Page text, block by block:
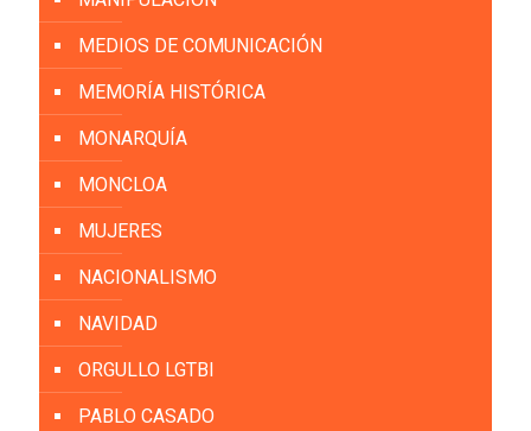
MEDIOS DE COMUNICACIÓN
MEMORÍA HISTÓRICA
MONARQUÍA
MONCLOA
MUJERES
NACIONALISMO
NAVIDAD
ORGULLO LGTBI
PABLO CASADO